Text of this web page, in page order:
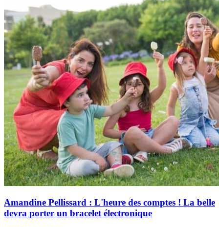
Amandine Pellissard : L'heure des comptes ! La belle
devra porter un bracelet électronique